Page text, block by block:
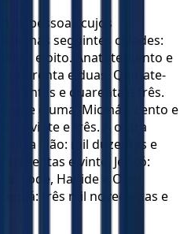
as pessoas cujos
nas seguintes cidades:
e oito. Anatote: cento e
quarenta e duas. Quiriate-
e quarenta e três.
vinte e uma. Micmás: cento e
e vinte e três. A outra
Elão: mil duzentas e
trezentas e vinte. Jericó:
Lode, Hadide e Ono:
três mil novecentas e